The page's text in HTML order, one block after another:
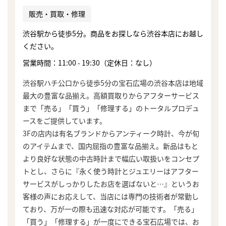
販売・買取・修理
渋谷駅から徒歩5分。商品をお探しなら渋谷本店にお越し
ください。
営業時間：11:00 - 19:30（定休日：なし）
渋谷駅ハチ公口から徒歩5分の宝石広場の渋谷本店は地域
最大の豊富な品揃え。高額買取りからアフターサービス
まで「売る」「買う」「修理する」のトータルプロデュ
ースをご提供しています。
3Fの店内は有名ブランドからアンティーク時計、今が旬
のアイテムまで、国内屈指の豊富な品揃え。新品はもと
より良好な状態の中古時計まで幅広い取扱いをコンセプ
トとし、さらに『永く使う時計とジュエリーはアフター
サービスがしっかりしたお店を選ばないと…』というお
客様の声にお応えして、当店には専門の技術者が常勤し
ており、万が一の際も迅速な対応が可能です。「売る」
「買う」「修理する」が一度にできる宝石広場では、お